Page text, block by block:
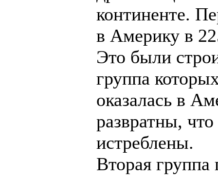
континенте.
в Америку в
Это были
группа
оказалась в
развратны,
истреблены.
Вторая